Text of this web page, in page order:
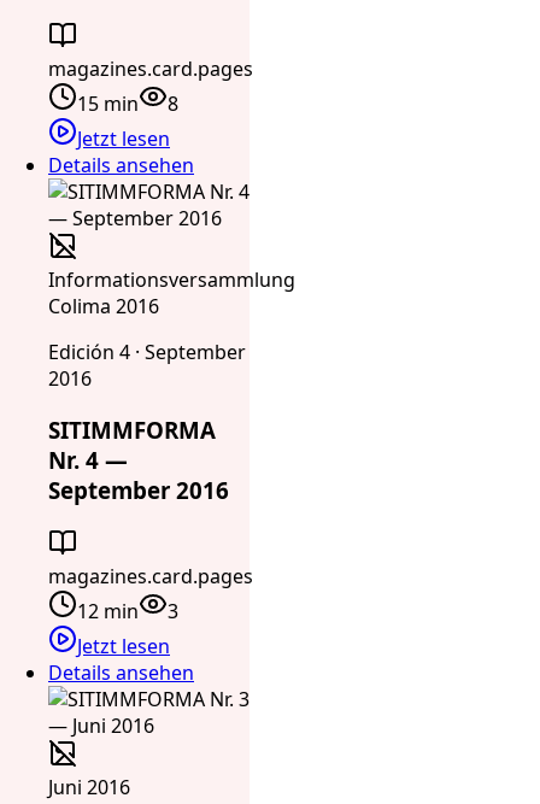
magazines.card.pages
15 min
8
Jetzt lesen
Details ansehen
Informationsversammlung
Colima 2016
Edición 4 · September
2016
SITIMMFORMA
Nr. 4 —
September 2016
magazines.card.pages
12 min
3
Jetzt lesen
Details ansehen
Juni 2016